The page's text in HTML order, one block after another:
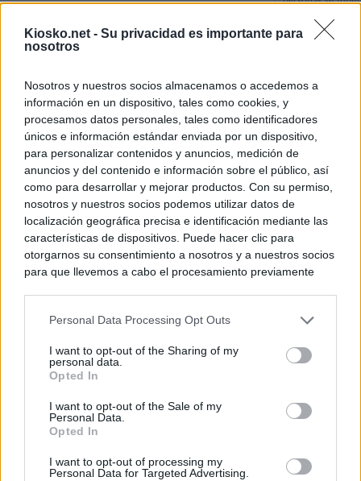
Kiosko.net - Su privacidad es importante para
nosotros
Nosotros y nuestros socios almacenamos o accedemos a
información en un dispositivo, tales como cookies, y
procesamos datos personales, tales como identificadores
únicos e información estándar enviada por un dispositivo,
para personalizar contenidos y anuncios, medición de
anuncios y del contenido e información sobre el público, así
como para desarrollar y mejorar productos. Con su permiso,
nosotros y nuestros socios podemos utilizar datos de
localización geográfica precisa e identificación mediante las
características de dispositivos. Puede hacer clic para
otorgarnos su consentimiento a nosotros y a nuestros socios
para que llevemos a cabo el procesamiento previamente
negar su consentimiento. Tenga en cuenta que algún
de su consentimiento, pero usted tiene el derecho de
rechazar tal procesamiento. Sus preferencias se aplicarán
cualquier momento entrando de nuevo en este sitio web o
visitando nuestra política de privacidad.
Personal Data Processing Opt Outs
I want to opt-out of the Sharing of my
personal data.
Opted In
I want to opt-out of the Sale of my
Personal Data.
Opted In
I want to opt-out of processing my
Personal Data for Targeted Advertising.
Rutas,
a Ceuta desde
© Kiosko.net Aviso Legal Privacidad y Cookies